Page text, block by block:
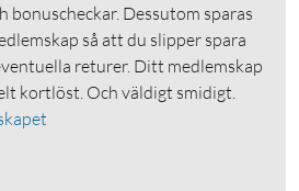
bonuscheckar. Dessutom sparas
så att du slipper spara
returer. Ditt medlemskap
kortlöst. Och väldigt smidigt.